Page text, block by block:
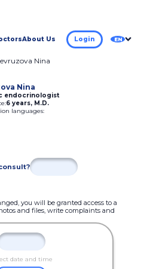
About Us Login EN
Nina
Nina
endocrinologist
6 years, M.D.
languages:
you will be granted access to a
and files, write complaints and
date and time